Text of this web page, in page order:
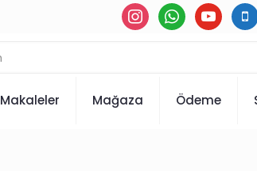
instagramwhatsappyoutube
Makaleler Mağaza Ödeme